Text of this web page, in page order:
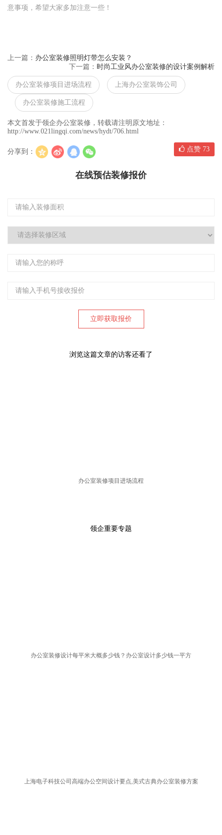
意事项，希望大家多加注意一些！
上一篇： 办公室装修照明灯带怎么安装？
下一篇： 时尚工业风办公室装修的设计案例解析
办公室装修项目进场流程 上海办公室装饰公司
办公室装修施工流程
本文首发于领企办公室装修，转载请注明原文地址：
http://www.021lingqi.com/news/hydt/706.html
分享到： 点赞 73
在线预估装修报价
浏览这篇文章的访客还看了
办公室装修项目进场流程
领企重要专题
办公室装修设计每平米大概多少钱？办公室设计多少钱一平方
上海电子科技公司高端办公空间设计要点,美式古典办公室装修方案